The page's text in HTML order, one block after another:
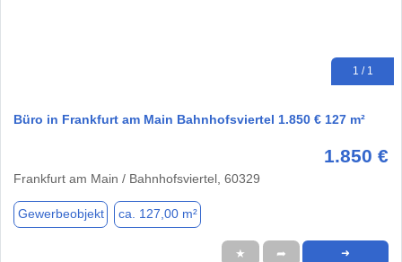
1 / 1
Büro in Frankfurt am Main Bahnhofsviertel 1.850 € 127 m²
1.850 €
Frankfurt am Main / Bahnhofsviertel, 60329
Gewerbeobjekt ca. 127,00 m²
★ ➦ ➜